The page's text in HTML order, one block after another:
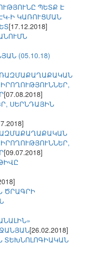
ՊԵՏՔ Է
Ի ԿԱՌՈՒՑՄԱՆ
[17.12.2018]
(05.10.18)
[07.08.2018]
ՍԵՐՆԴԱՅԻՆ
[09.07.2018]
ԾՐԱԳՐԻ
[26.02.2018]
ՏԵԽՆՈԼՈԳԻԱԿԱՆ